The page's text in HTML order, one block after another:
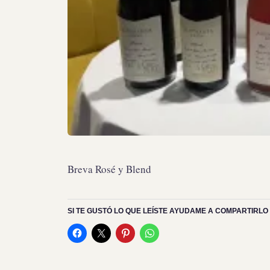
Breva Rosé y Blend
SI TE GUSTÓ LO QUE LEÍSTE AYUDAME A COMPARTIRLO